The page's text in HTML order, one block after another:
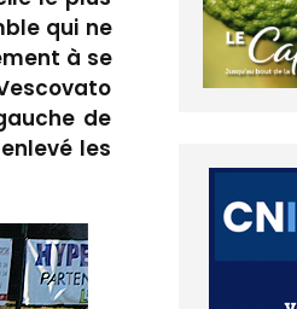
qui ne
à se
de
les